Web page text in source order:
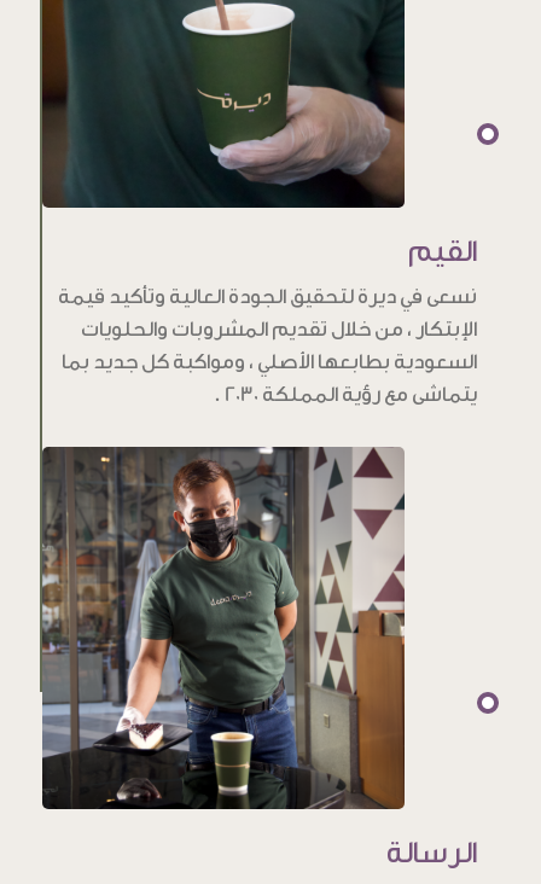
القيم
نسعى في ديرة لتحقيق الجودة العالية وتأكيد قيمة
الإبتكار ، من خلال تقديم المشروبات والحلويات
السعودية بطابعها الأصلي ، ومواكبة كل جديد بما
يتماشى مع رؤية المملكة 2030 .
الرسالة